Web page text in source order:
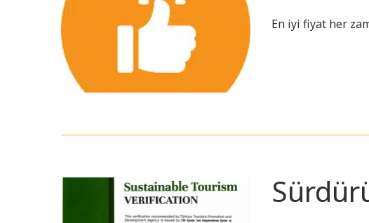
En iyi fiyat her